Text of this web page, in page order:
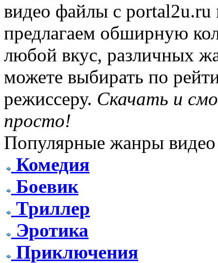
видео файлы с
предлагаем обширную
любой вкус, различных
можете выбирать по
режиссеру. Скачать и
просто!
Популярные жанры видео
Комедия
Боевик
Триллер
Эротика
Приключения